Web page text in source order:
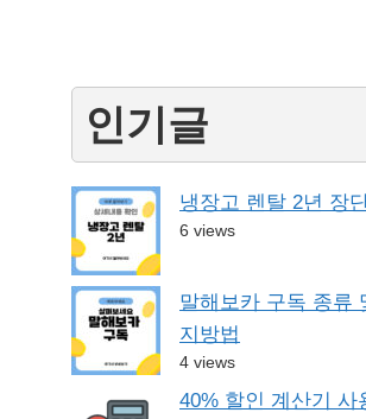
인기글
냉장고 렌탈 2년 장
6 views
말해보카 구독 종류
지방법
4 views
40% 할인 계산기 사